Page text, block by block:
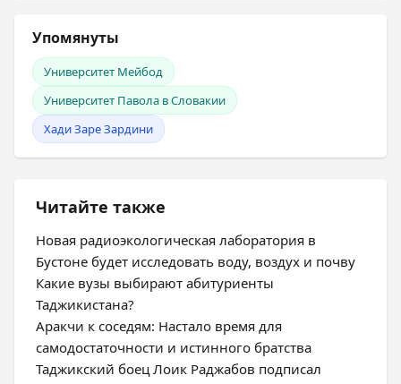
Упомянуты
Университет Мейбод
Университет Павола в Словакии
Хади Заре Зардини
Читайте также
Новая радиоэкологическая лаборатория в
Бустоне будет исследовать воду, воздух и почву
Какие вузы выбирают абитуриенты
Таджикистана?
Аракчи к соседям: Настало время для
самодостаточности и истинного братства
Таджикский боец Лоик Раджабов подписал